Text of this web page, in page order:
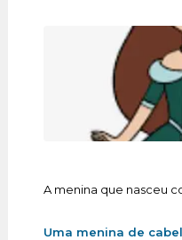
Uma menina de